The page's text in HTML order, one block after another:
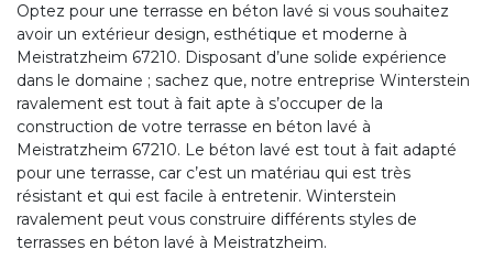
Optez pour une terrasse en béton lavé si vous souhaitez
avoir un extérieur design, esthétique et moderne à
Meistratzheim 67210. Disposant d’une solide expérience
dans le domaine ; sachez que, notre entreprise Winterstein
ravalement est tout à fait apte à s’occuper de la
construction de votre terrasse en béton lavé à
Meistratzheim 67210. Le béton lavé est tout à fait adapté
pour une terrasse, car c’est un matériau qui est très
résistant et qui est facile à entretenir. Winterstein
ravalement peut vous construire différents styles de
terrasses en béton lavé à Meistratzheim.